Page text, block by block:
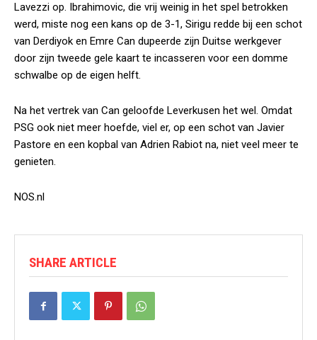
Lavezzi op. Ibrahimovic, die vrij weinig in het spel betrokken
werd, miste nog een kans op de 3-1, Sirigu redde bij een schot
van Derdiyok en Emre Can dupeerde zijn Duitse werkgever
door zijn tweede gele kaart te incasseren voor een domme
schwalbe op de eigen helft.
Na het vertrek van Can geloofde Leverkusen het wel. Omdat
PSG ook niet meer hoefde, viel er, op een schot van Javier
Pastore en een kopbal van Adrien Rabiot na, niet veel meer te
genieten.
NOS.nl
SHARE ARTICLE